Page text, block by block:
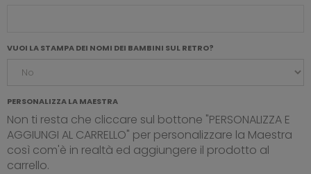
VUOI LA STAMPA DEI NOMI DEI BAMBINI SUL RETRO?
PERSONALIZZA LA MAESTRA
Non ti resta che cliccare sul bottone "PERSONALIZZA E
AGGIUNGI AL CARRELLO" per personalizzare la Maestra
così com'è in realtà ed aggiungere il prodotto al
carrello.